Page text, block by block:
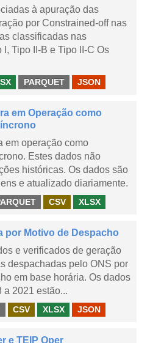
à apuração das
por Constrained-off nas
classificadas nas
Tipo II-B e Tipo II-C Os
PARQUET JSON
em Operação como
em operação como
Estes dados não
históricas. Os dados são
e atualizado diariamente.
CSV XLSX
por Motivo de Despacho
e verificados de geração
despachadas pelo ONS por
em base horária. Os dados
a 2021 estão...
CSV XLSX JSON
e TEIP Oper